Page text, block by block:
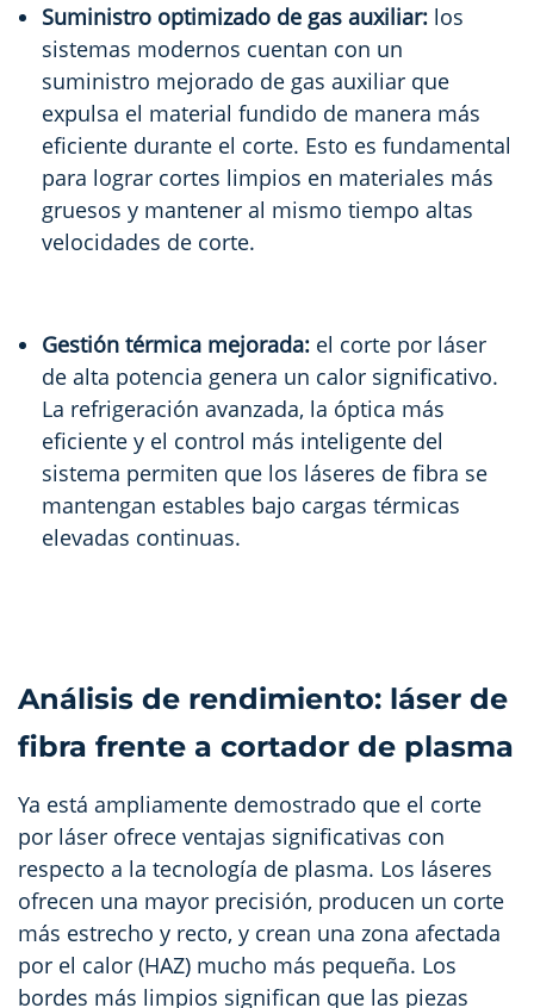
Suministro optimizado de gas auxiliar: los
sistemas modernos cuentan con un
suministro mejorado de gas auxiliar que
expulsa el material fundido de manera más
eficiente durante el corte. Esto es fundamental
para lograr cortes limpios en materiales más
gruesos y mantener al mismo tiempo altas
velocidades de corte.
Gestión térmica mejorada: el corte por láser
de alta potencia genera un calor significativo.
La refrigeración avanzada, la óptica más
eficiente y el control más inteligente del
sistema permiten que los láseres de fibra se
mantengan estables bajo cargas térmicas
elevadas continuas.
Análisis de rendimiento: láser de
fibra frente a cortador de plasma
Ya está ampliamente demostrado que el corte
por láser ofrece ventajas significativas con
respecto a la tecnología de plasma. Los láseres
ofrecen una mayor precisión, producen un corte
más estrecho y recto, y crean una zona afectada
por el calor (HAZ) mucho más pequeña. Los
bordes más limpios significan que las piezas